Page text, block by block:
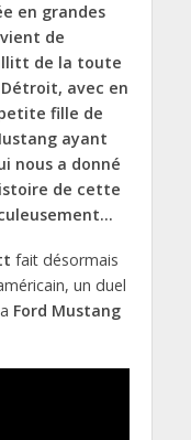
en grandes
de
de la toute
avec en
fille de
ayant
nous a donné
de cette
fait désormais
un duel
Ford Mustang